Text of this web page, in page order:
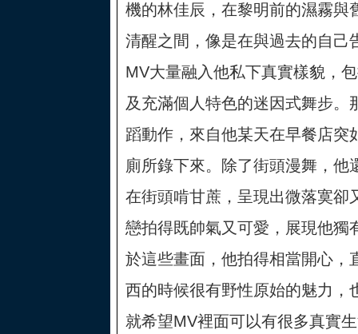
機的林佳辰，在黎明前的濕霧與
清醒之間，像是在與過去的自己
MV大量融入他私下真實樣貌，
及充滿個人特色的迷因式舞步。
蹈動作，來自他某天在早餐店突
廁所錄下來。除了街頭漫舞，他
在街頭啃甘蔗，呈現出微落寞卻
戀拍得既帥氣又可愛，展現他獨
於這些畫面，他拍得相當開心，
西的時候很有野性原始的魅力，
就希望MV裡面可以有很多真實